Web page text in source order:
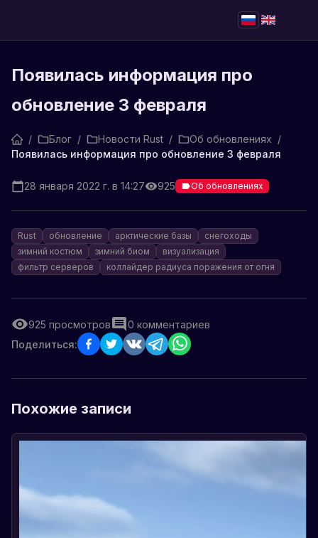
Появилась информация про
обновление 3 февраля
/ Блог / Новости Rust / Об обновлениях /
Появилась информация про обновление 3 февраля
28 января 2022 г. в 14:27 925 Об обновлениях
Rust обновление арктические базы
снегоходы
зимний костюм
зимний биом
визуализация
фильтр серверов
коллайдер радиуса поражения от огня
925 просмотров 0 комментариев
Поделиться:
Похожие записи